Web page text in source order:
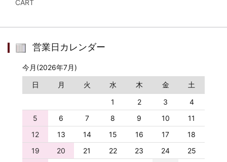
CART
営業日カレンダー
今月(2026年7月)
日
月 火 水 木 金
土
1
2 3
4
5
6 7 8 9 10
11
12
13 14 15 16 17
18
19
20 21 22 23 24
25